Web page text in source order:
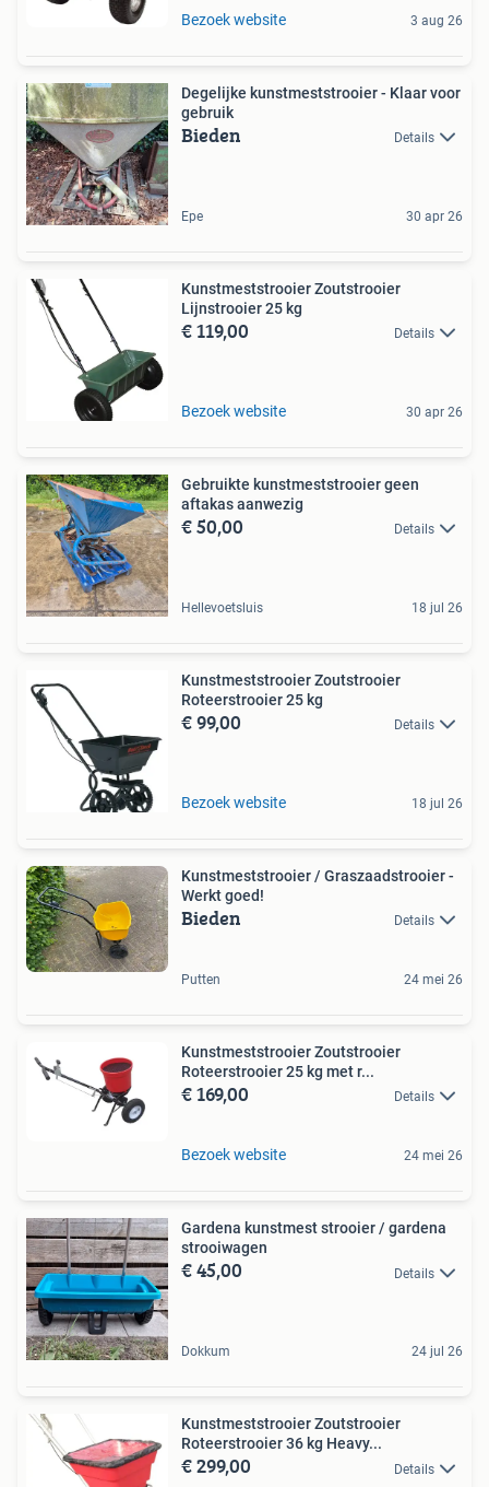
Bezoek website 3 aug 26
Degelijke kunstmeststrooier - Klaar voor
gebruik
Bieden Details
Epe 30 apr 26
Kunstmeststrooier Zoutstrooier
Lijnstrooier 25 kg
€ 119,00 Details
Bezoek website 30 apr 26
Gebruikte kunstmeststrooier geen
aftakas aanwezig
€ 50,00 Details
Hellevoetsluis 18 jul 26
Kunstmeststrooier Zoutstrooier
Roteerstrooier 25 kg
€ 99,00 Details
Bezoek website 18 jul 26
Kunstmeststrooier / Graszaadstrooier -
Werkt goed!
Bieden Details
Putten 24 mei 26
Kunstmeststrooier Zoutstrooier
Roteerstrooier 25 kg met r...
€ 169,00 Details
Bezoek website 24 mei 26
Gardena kunstmest strooier / gardena
strooiwagen
€ 45,00 Details
Dokkum 24 jul 26
Kunstmeststrooier Zoutstrooier
Roteerstrooier 36 kg Heavy...
€ 299,00 Details